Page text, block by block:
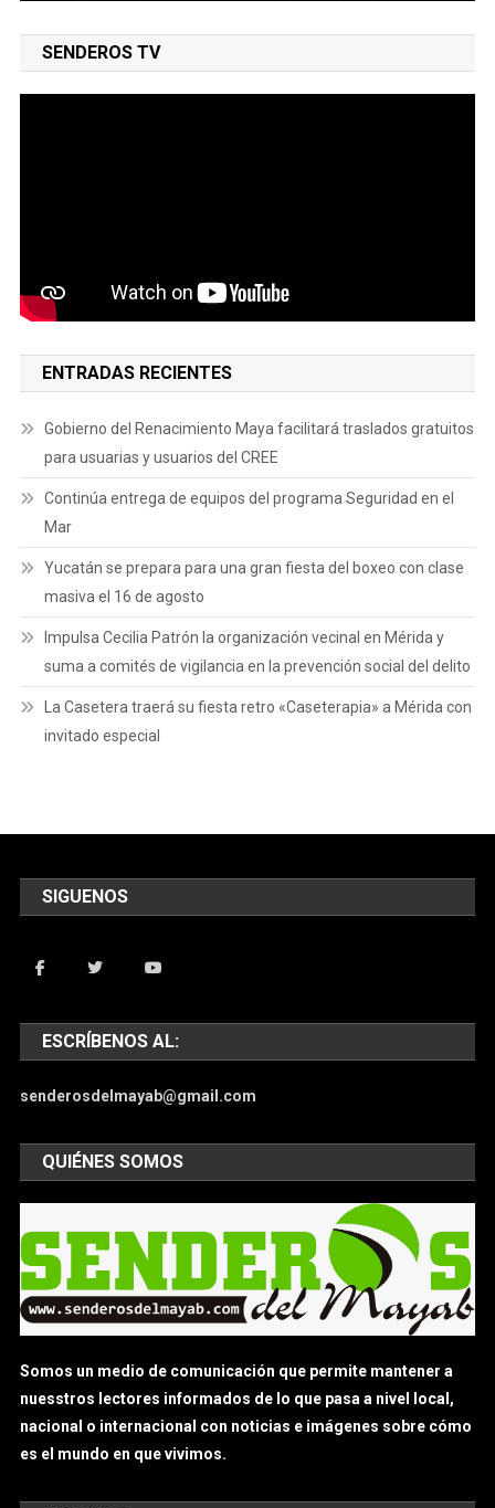
SENDEROS TV
ENTRADAS RECIENTES
Gobierno del Renacimiento Maya facilitará traslados gratuitos
para usuarias y usuarios del CREE
Continúa entrega de equipos del programa Seguridad en el
Mar
Yucatán se prepara para una gran fiesta del boxeo con clase
masiva el 16 de agosto
Impulsa Cecilia Patrón la organización vecinal en Mérida y
suma a comités de vigilancia en la prevención social del delito
La Casetera traerá su fiesta retro «Caseterapia» a Mérida con
invitado especial
SIGUENOS
ESCRÍBENOS AL:
senderosdelmayab@gmail.com
QUIÉNES SOMOS
Somos un medio de comunicación que permite mantener a
nuesstros lectores informados de lo que pasa a nivel local,
nacional o internacional con noticias e imágenes sobre cómo
es el mundo en que vivimos.